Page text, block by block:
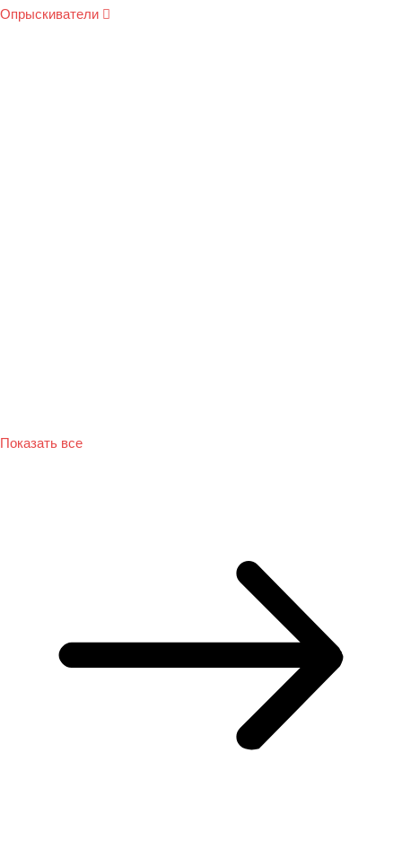
Опрыскиватели
Показать все